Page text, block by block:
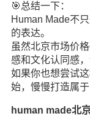
🎯总结一下：
Human Made不
的表达。
虽然北京市场价
感和文化认同感，
如果你也想尝试
始，慢慢打造属
human made北